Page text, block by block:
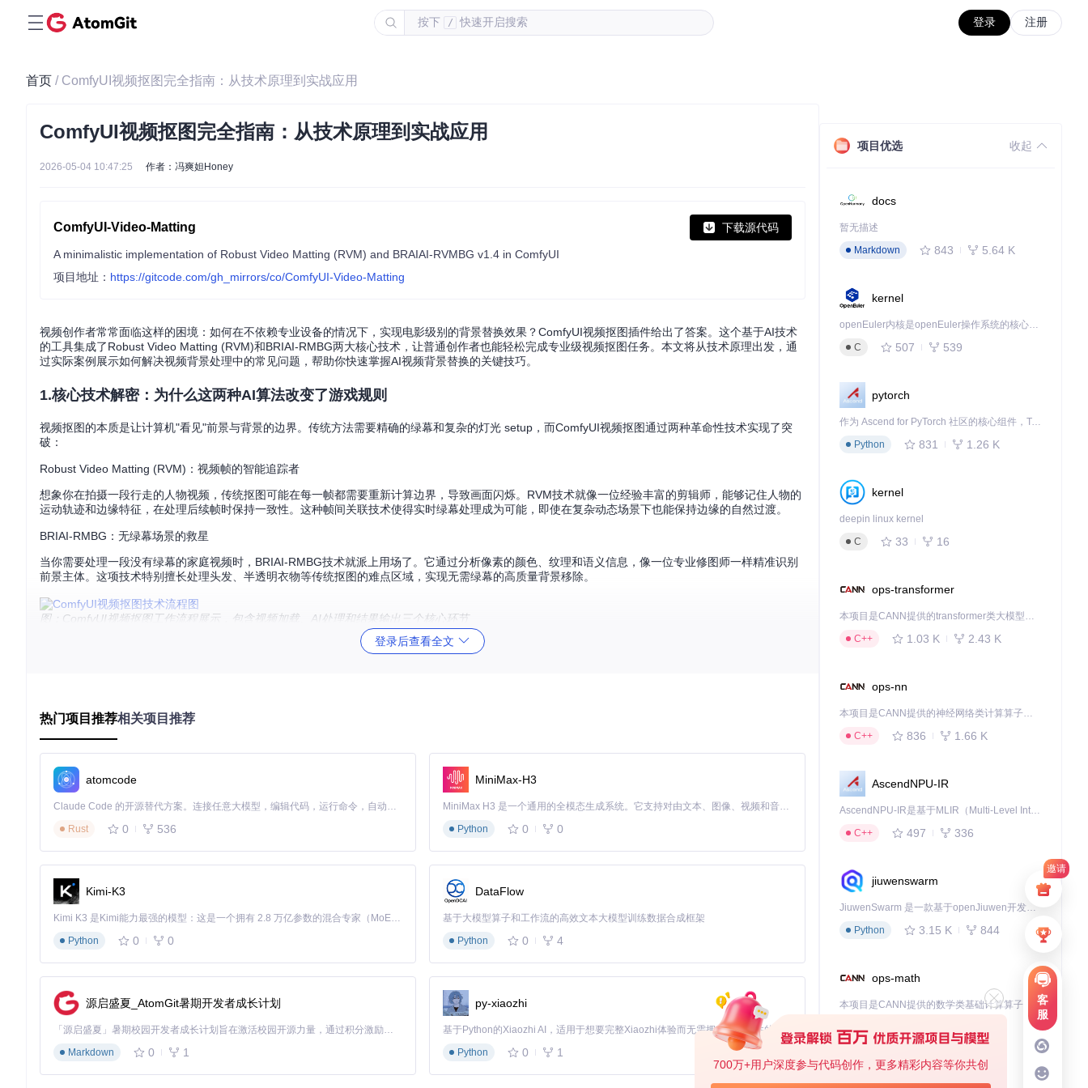
按下 / 快速开启搜索 登录 注册
邀请
客
服
700万+用户深度参与代码创作，更多精彩内容等你共创
首页 / ComfyUI视频抠图完全指南：从技术原理到实战应用
ComfyUI视频抠图完全指南：从技术原理到实战应用
2026-05-04 10:47:25 作者：冯爽妲Honey
ComfyUI-Video-Matting 下载源代码
A minimalistic implementation of Robust Video Matting (RVM) and BRAIAI-RVMBG v1.4 in ComfyUI
项目地址： https://gitcode.com/gh_mirrors/co/ComfyUI-Video-Matting
视频创作者常常面临这样的困境：如何在不依赖专业设备的情况下，实现电影级别的背景替换效果？ComfyUI视频抠图插件给出了答案。这个基于AI技术
的工具集成了Robust Video Matting (RVM)和BRIAI-RMBG两大核心技术，让普通创作者也能轻松完成专业级视频抠图任务。本文将从技术原理出发，通
过实际案例展示如何解决视频背景处理中的常见问题，帮助你快速掌握AI视频背景替换的关键技巧。
1.核心技术解密：为什么这两种AI算法改变了游戏规则
视频抠图的本质是让计算机"看见"前景与背景的边界。传统方法需要精确的绿幕和复杂的灯光 setup，而ComfyUI视频抠图通过两种革命性技术实现了突
破：
Robust Video Matting (RVM)：视频帧的智能追踪者
想象你在拍摄一段行走的人物视频，传统抠图可能在每一帧都需要重新计算边界，导致画面闪烁。RVM技术就像一位经验丰富的剪辑师，能够记住人物的
运动轨迹和边缘特征，在处理后续帧时保持一致性。这种帧间关联技术使得实时绿幕处理成为可能，即使在复杂动态场景下也能保持边缘的自然过渡。
BRIAI-RMBG：无绿幕场景的救星
当你需要处理一段没有绿幕的家庭视频时，BRIAI-RMBG技术就派上用场了。它通过分析像素的颜色、纹理和语义信息，像一位专业修图师一样精准识别
前景主体。这项技术特别擅长处理头发、半透明衣物等传统抠图的难点区域，实现无需绿幕的高质量背景移除。
图：ComfyUI视频抠图工作流程展示，包含视频加载、AI处理和结果输出三个核心环节
2.五大应用场景：看看这些创作者如何解决实际问题
游戏主播小王需要在直播中切换不同场景，但预算有限无法搭建实体背景。使用ComfyUI视频抠图后，他只需一块简单的绿幕布，就能实时切换到任何虚
拟场景，观众数量增加了30%。
产品展示视频制作
电商卖家小李要为新产品拍摄宣传视频，但没有专业摄影棚。通过无绿幕抠图技巧，她将产品从杂乱的办公室背景中分离出来，叠加到精心设计的产品背
景上，转化率提升了25%。
独立导演小陈正在拍摄一部短片，需要实现角色与虚拟场景的合成。借助ComfyUI的精确抠图功能，他成功制作出了专业级的特效镜头，作品在电影节上
获得了最佳技术奖。
社交媒体内容创作
博主小林擅长制作创意短视频，但频繁更换拍摄场景成本太高。使用AI视频背景替换技术后，她可以在同一个房间内"穿越"到世界各地，内容互动率提高
了50%。
3.四步上手指南：从安装到输出的完整流程
登录后查看全文
热门项目推荐相关项目推荐
atomcode
Claude Code 的开源替代方案。连接任意大模型，编辑代码，运行命令，自动验证 — 全自动执行。用 Rust 构建，极致性能。 ｜ An open-source alternative to Claude Code. Connect any LLM, edit code, run commands, and verify changes — autonomously. Built in Rust for speed. Get Started
Rust
0 536
MiniMax-H3
MiniMax H3 是一个通用的全模态生成系统。它支持对由文本、图像、视频和音频组成的多模态上下文进行统一理解，并能生成分辨率高达 2K、时长可达 15 秒的带原生立体声音频的视频。得益于面向任务泛化的系统设计，H3 在预训练阶段就已具备广泛的多模态上下文理解与生成能力，能够出色地执行复杂的多模态指令。
Python
0 0
Kimi-K3
Kimi K3 是Kimi能力最强的模型：这是一个拥有 2.8 万亿参数的混合专家（MoE）模型，具备原生视觉理解能力，并支持 100 万 token 的上下文窗口。
Python
0 0
DataFlow
基于大模型算子和工作流的高效文本大模型训练数据合成框架
Python
0 4
源启盛夏_AtomGit暑期开发者成长计划
「源启盛夏」暑期校园开发者成长计划旨在激活校园开源力量，通过积分激励、认证扶持、资源倾斜等形式，引导高校组织和开发者完成「入驻 — 建项目 — 做贡献 — 获认证 — 得资源」的完整闭环。无论你是想带领社团入驻平台的组织者，还是希望用代码贡献证明自己的开发者，都能在这里找到属于你的成长路径。
Markdown
0 1
py-xiaozhi
基于Python的Xiaozhi AI，适用于想要完整Xiaozhi体验而无需拥有专用硬件的用户。
Python
0 1
项目优选 收起
docs
暂无描述
Markdown
843 5.64 K
kernel
openEuler内核是openEuler操作系统的核心，既是系统性能与稳定性的基石，也是连接处理器、设备与服务的桥梁。
C
507 539
pytorch
作为 Ascend for PyTorch 社区的核心组件，TorchNPU 是昇腾专为 PyTorch 打造的深度学习适配插件，使 PyTorch 框架能够直接调用昇腾 NPU，为开发者提供昇腾 AI 处理器的超强算力。
Python
831 1.26 K
kernel
deepin linux kernel
C
33 16
ops-transformer
本项目是CANN提供的transformer类大模型算子库，实现网络在NPU上加速计算。
C++
1.03 K 2.43 K
ops-nn
本项目是CANN提供的神经网络类计算算子库，实现网络在NPU上加速计算。
C++
836 1.66 K
AscendNPU-IR
AscendNPU-IR是基于MLIR（Multi-Level Intermediate Representation）构建的，面向昇腾亲和算子编译时使用的中间表示，提供昇腾完备表达能力，通过编译优化提升昇腾AI处理器计算效率，支持通过生态框架使能昇腾AI处理器与深度调优
C++
497 336
jiuwenswarm
JiuwenSwarm 是一款基于openJiuwen开发的智能AI Agent，它能够将大语言模型的强大能力，通过你日常使用的各类通讯应用，直接延伸至你的指尖。
Python
3.15 K 844
ops-math
C++
deveco-code